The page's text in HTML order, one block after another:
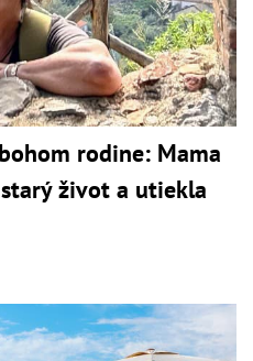
rodine: Mama
život a utiekla